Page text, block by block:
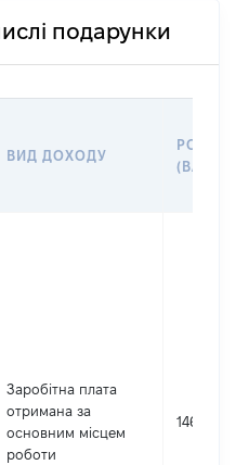
подарунки
ВИД ДОХОДУ
РОЗМІР
Заробітна плата
отримана за
основним місцем
роботи
146369